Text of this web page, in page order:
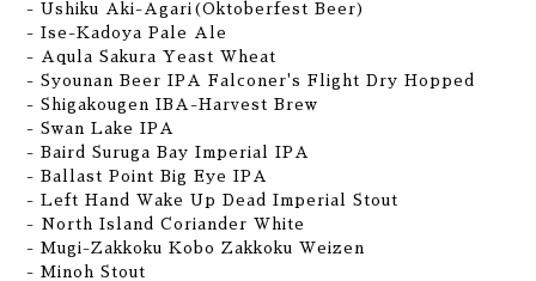
- Ushiku Aki-Agari(Oktoberfest Beer)
- Ise-Kadoya Pale Ale
- Aqula Sakura Yeast Wheat
- Syounan Beer IPA Falconer's Flight Dry Hopped
- Shigakougen IBA-Harvest Brew
- Swan Lake IPA
- Baird Suruga Bay Imperial IPA
- Ballast Point Big Eye IPA
- Left Hand Wake Up Dead Imperial Stout
- North Island Coriander White
- Mugi-Zakkoku Kobo Zakkoku Weizen
- Minoh Stout